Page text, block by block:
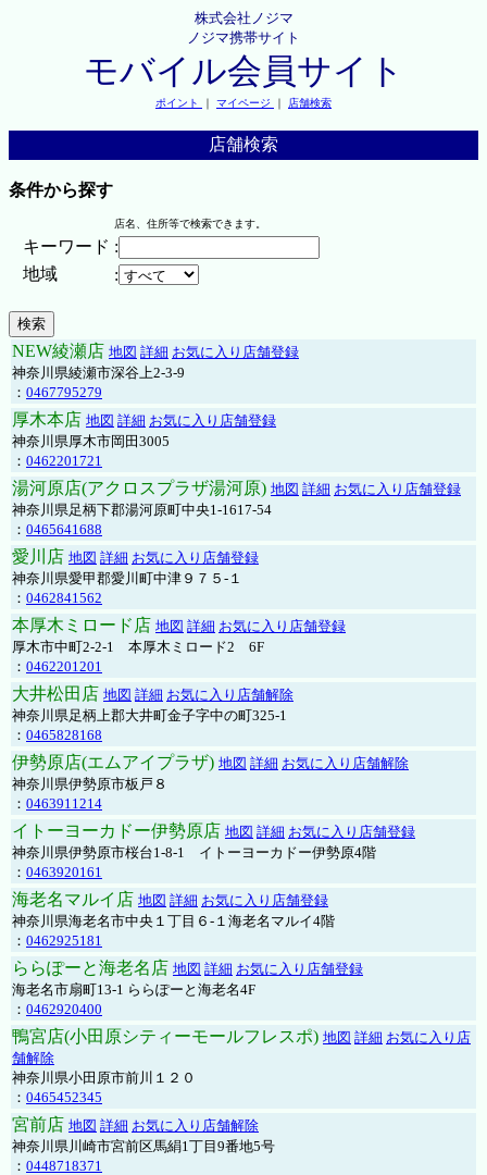
株式会社ノジマ
ノジマ携帯サイト
モバイル会員サイト
ポイント ｜ マイページ ｜ 店舗検索
店舗検索
条件から探す
店名、住所等で検索できます。
キーワード :
地域
:
NEW綾瀬店 地図 詳細 お気に入り店舗登録
神奈川県綾瀬市深谷上2-3-9
： 0467795279
厚木本店 地図 詳細 お気に入り店舗登録
神奈川県厚木市岡田3005
： 0462201721
湯河原店(アクロスプラザ湯河原) 地図 詳細 お気に入り店舗登録
神奈川県足柄下郡湯河原町中央1-1617-54
： 0465641688
愛川店 地図 詳細 お気に入り店舗登録
神奈川県愛甲郡愛川町中津９７５-１
： 0462841562
本厚木ミロード店 地図 詳細 お気に入り店舗登録
厚木市中町2-2-1 本厚木ミロード2 6F
： 0462201201
大井松田店 地図 詳細 お気に入り店舗解除
神奈川県足柄上郡大井町金子字中の町325-1
： 0465828168
伊勢原店(エムアイプラザ) 地図 詳細 お気に入り店舗解除
神奈川県伊勢原市板戸８
： 0463911214
イトーヨーカドー伊勢原店 地図 詳細 お気に入り店舗登録
神奈川県伊勢原市桜台1-8-1 イトーヨーカドー伊勢原4階
： 0463920161
海老名マルイ店 地図 詳細 お気に入り店舗登録
神奈川県海老名市中央１丁目６-１海老名マルイ4階
： 0462925181
ららぽーと海老名店 地図 詳細 お気に入り店舗登録
海老名市扇町13-1 ららぽーと海老名4F
： 0462920400
鴨宮店(小田原シティーモールフレスポ) 地図 詳細 お気に入り店
舗解除
神奈川県小田原市前川１２０
： 0465452345
宮前店 地図 詳細 お気に入り店舗解除
神奈川県川崎市宮前区馬絹1丁目9番地5号
： 0448718371